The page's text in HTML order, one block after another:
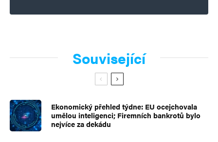
Související
Ekonomický přehled týdne: EU ocejchovala
umělou inteligenci; Firemních bankrotů bylo
nejvíce za dekádu